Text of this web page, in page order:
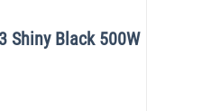
Shiny Black 500W